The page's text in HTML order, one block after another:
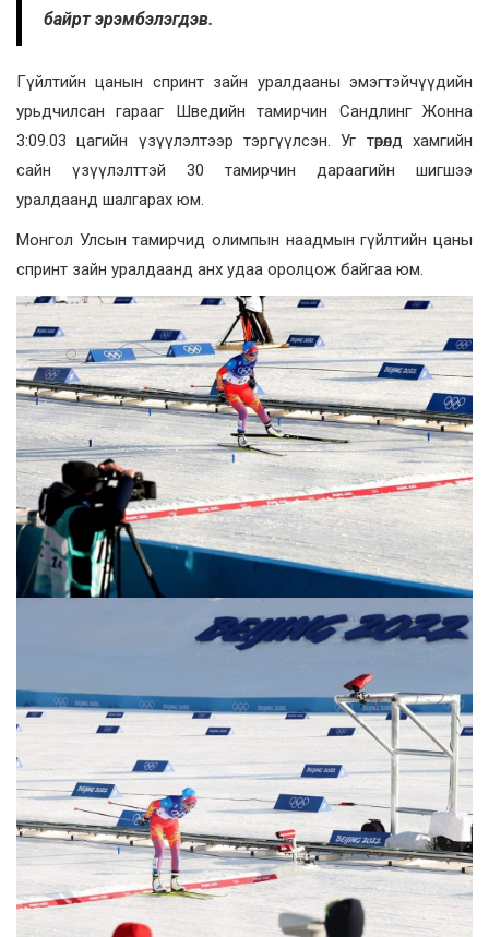
байрт эрэмбэлэгдэв.
Гүйлтийн цанын спринт зайн уралдааны эмэгтэйчүүдийн
урьдчилсан гарааг Шведийн тамирчин Сандлинг Жонна
3:09.03 цагийн үзүүлэлтээр тэргүүлсэн. Уг төрөлд хамгийн
сайн үзүүлэлттэй 30 тамирчин дараагийн шигшээ
уралдаанд шалгарах юм.
Монгол Улсын тамирчид олимпын наадмын гүйлтийн цаны
спринт зайн уралдаанд анх удаа оролцож байгаа юм.